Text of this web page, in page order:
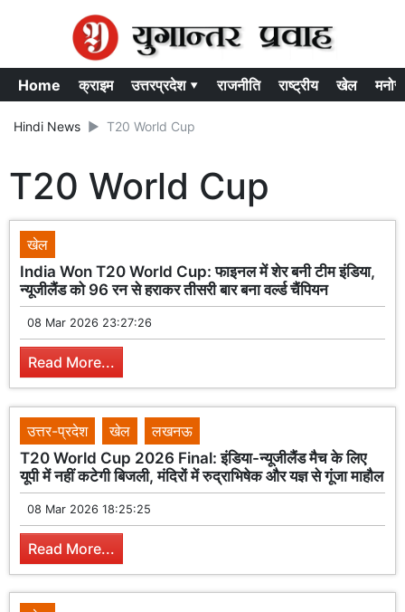
Home क्राइम उत्तरप्रदेश ▾ राजनीति राष्ट्रीय खेल
Hindi News T20 World Cup
T20 World Cup
खेल
India Won T20 World Cup: फाइनल में शेर बनी टीम इंडिया,
न्यूजीलैंड को 96 रन से हराकर तीसरी बार बना वर्ल्ड चैंपियन
08 Mar 2026 23:27:26
Read More...
उत्तर-प्रदेश खेल
लखनऊ
T20 World Cup 2026 Final: इंडिया-न्यूजीलैंड मैच के लिए
यूपी में नहीं कटेगी बिजली, मंदिरों में रुद्राभिषेक और यज्ञ से गूंजा माहौल
08 Mar 2026 18:25:25
Read More...